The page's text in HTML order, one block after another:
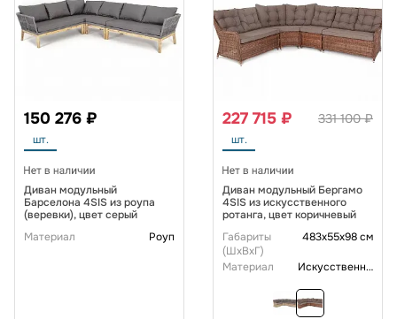
150 276 ₽
шт.
Диван модульный
Барселона 4SIS из роупа
(веревки), цвет серый
Материал
Роуп
331 100 ₽
227 715 ₽
шт.
Диван модульный Бергамо
4SIS из искусственного
ротанга, цвет коричневый
Габариты
(ШxВxГ)
483х55х98 см
Материал Искусственный ротанг